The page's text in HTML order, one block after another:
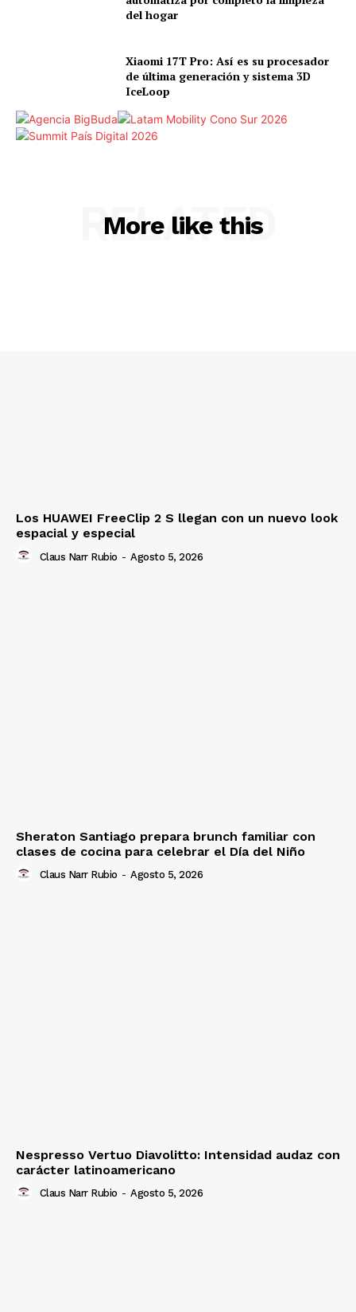
del hogar
Xiaomi 17T Pro: Así es su procesador
de última generación y sistema 3D
IceLoop
More like this
RELATED
Los HUAWEI FreeClip 2 S llegan con un nuevo look
espacial y especial
Claus Narr Rubio - Agosto 5, 2026
Sheraton Santiago prepara brunch familiar con
clases de cocina para celebrar el Día del Niño
Claus Narr Rubio - Agosto 5, 2026
Nespresso Vertuo Diavolitto: Intensidad audaz con
carácter latinoamericano
Claus Narr Rubio - Agosto 5, 2026